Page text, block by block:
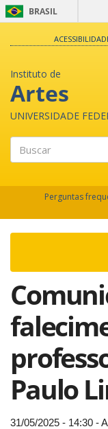
BRASIL
Instituto de
Artes
UNIVERSIDADE
Perguntas
Paulo
31/05/2025 - 14:30 -